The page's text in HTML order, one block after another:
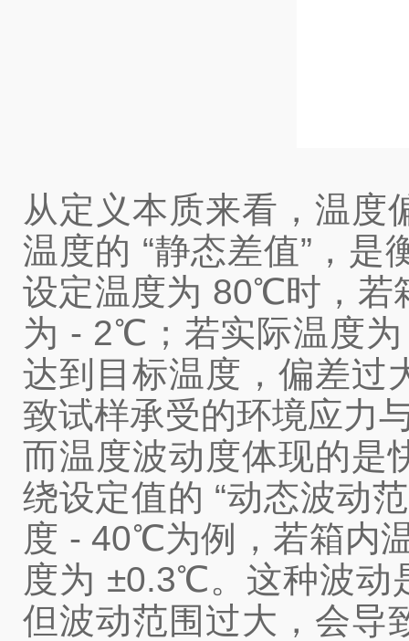
从定义本质来看，温度
温度的 “静态差值”，是
设定温度为 80℃时，若
为 - 2℃；若实际温度
达到目标温度，偏差过
致试样承受的环境应力
而温度波动度体现的是
绕设定值的 “动态波动
度 - 40℃为例，若箱内
度为 ±0.3℃。这种波动
但波动范围过大，会导